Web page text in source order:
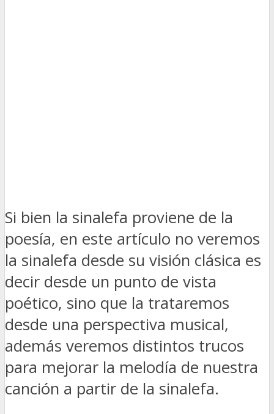
Si bien la sinalefa proviene de la
poesía, en este artículo no veremos
la sinalefa desde su visión clásica es
decir desde un punto de vista
poético, sino que la trataremos
desde una perspectiva musical,
además veremos distintos trucos
para mejorar la melodía de nuestra
canción a partir de la sinalefa.